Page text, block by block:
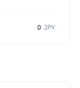
0 JPY